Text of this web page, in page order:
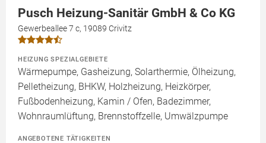
Pusch Heizung-Sanitär GmbH & Co KG
Gewerbeallee 7 c, 19089 Crivitz
HEIZUNG SPEZIALGEBIETE
Wärmepumpe, Gasheizung, Solarthermie, Ölheizung,
Pelletheizung, BHKW, Holzheizung, Heizkörper,
Fußbodenheizung, Kamin / Ofen, Badezimmer,
Wohnraumlüftung, Brennstoffzelle, Umwälzpumpe
ANGEBOTENE TÄTIGKEITEN